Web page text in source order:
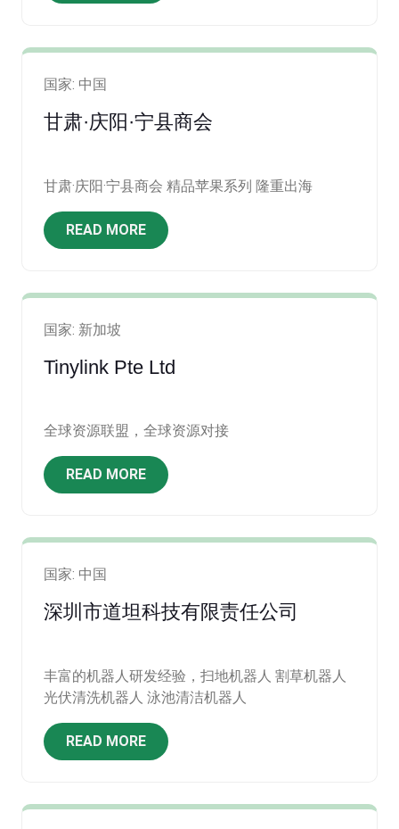
好连接城市电能守护者。
国家: 中国
甘肃·庆阳·宁县商会
甘肃·庆阳·宁县商会 精品苹果系列 隆重出海
READ MORE
国家: 新加坡
Tinylink Pte Ltd
全球资源联盟，全球资源对接
READ MORE
国家: 中国
深圳市道坦科技有限责任公司
丰富的机器人研发经验，扫地机器人 割草机器人
光伏清洗机器人 泳池清洁机器人
READ MORE